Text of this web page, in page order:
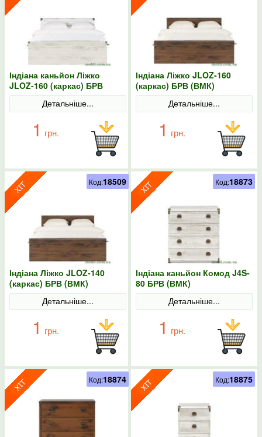
Індіана каньйон Ліжко
JLOZ-160 (каркас) БРВ
(ВМК)
Детальніше...
1 грн.
Індіана Ліжко JLOZ-160
(каркас) БРВ (ВМК)
Детальніше...
1 грн.
Індіана Ліжко JLOZ-140
(каркас) БРВ (ВМК)
Детальніше...
1 грн.
Код:18509
Індіана каньйон Комод J4S-
80 БРВ (ВМК)
Детальніше...
1 грн.
Код:18873
Код:18874 Код:18875